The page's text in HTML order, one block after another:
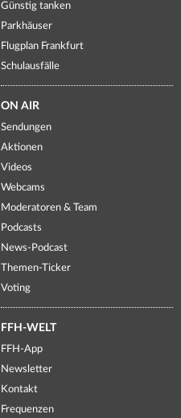
Günstig tanken
Parkhäuser
Flugplan Frankfurt
Schulausfälle
ON AIR
Sendungen
Aktionen
Videos
Webcams
Moderatoren & Team
Podcasts
News-Podcast
Themen-Ticker
Voting
FFH-WELT
FFH-App
Newsletter
Kontakt
Frequenzen